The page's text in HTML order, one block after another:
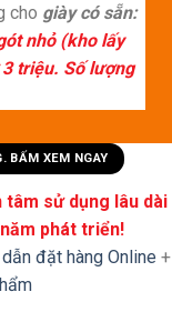
cho giày có sẵn:
nhỏ (kho lấy
triệu. Số lượng
BẤM XEM NGAY
sử dụng lâu dài
phát triển!
đặt hàng Online +